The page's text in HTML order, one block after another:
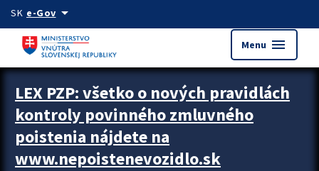
Preskocit na hlavný obsah
SK e-Govarrow_drop_down
Menu menu
Zastavit automatický posun upútavok
LEX PZP: všetko o nových pravidlách
kontroly povinného zmluvného
poistenia nájdete na
www.nepoistenevozidlo.sk